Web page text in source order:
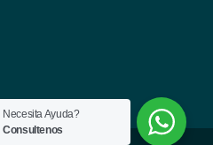
Necesita Ayuda?
Consultenos